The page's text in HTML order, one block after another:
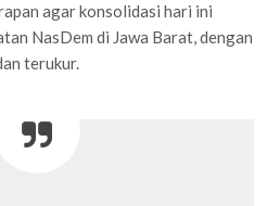
agar konsolidasi hari ini
NasDem di Jawa Barat, dengan
terukur.